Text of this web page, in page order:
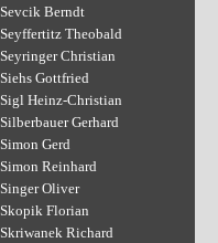
Sevcik Berndt
Seyffertitz Theobald
Seyringer Christian
Siehs Gottfried
Sigl Heinz-Christian
Silberbauer Gerhard
Simon Gerd
Simon Reinhard
Singer Oliver
Skopik Florian
Skriwanek Richard